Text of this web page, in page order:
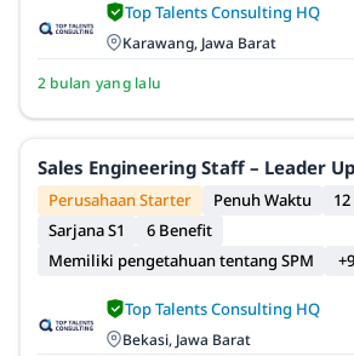
Top Talents Consulting HQ
Karawang, Jawa Barat
2 bulan yang lalu
Sales Engineering Staff – Leader Up
Perusahaan Starter
Penuh Waktu
Sarjana S1
6 Benefit
Memiliki pengetahuan tentang SPM
+9
Top Talents Consulting HQ
Bekasi, Jawa Barat